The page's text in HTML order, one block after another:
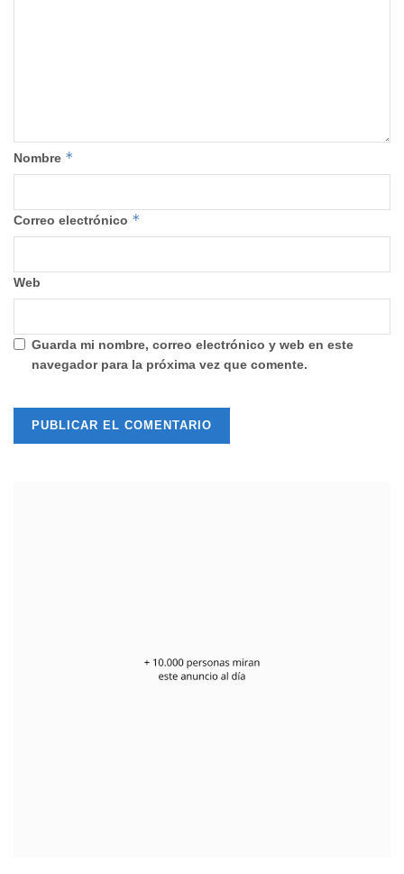
Nombre *
Correo electrónico *
Web
Guarda mi nombre, correo electrónico y web en este
navegador para la próxima vez que comente.